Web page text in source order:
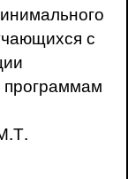
с
программам